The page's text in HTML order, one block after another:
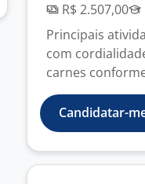
R$ 2.507,00
Principais
com
carnes
Candidatar-